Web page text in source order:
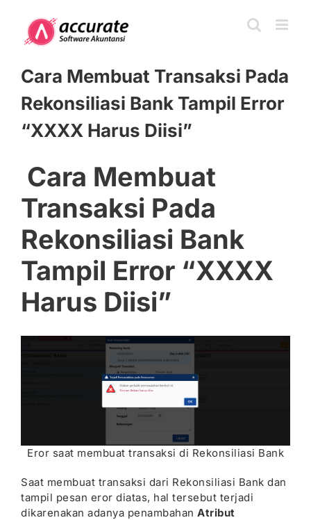
content
Cara Membuat Transaksi Pada
Rekonsiliasi Bank Tampil Error
“XXXX Harus Diisi”
Cara Membuat
Transaksi Pada
Rekonsiliasi Bank
Tampil Error “XXXX
Harus Diisi”
Eror saat membuat transaksi di Rekonsiliasi Bank
Saat membuat transaksi dari Rekonsiliasi Bank dan
tampil pesan eror diatas, hal tersebut terjadi
dikarenakan adanya penambahan Atribut